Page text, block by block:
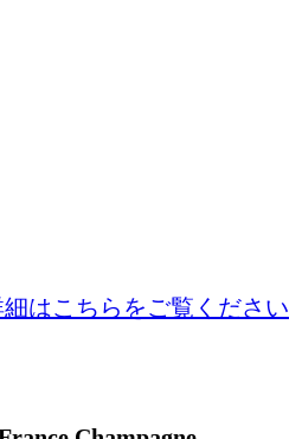
はこちらをご覧ください